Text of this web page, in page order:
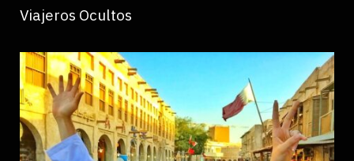
Viajeros Ocultos